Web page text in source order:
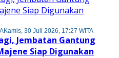
Kamis, 30 Juli 2026, 17:27 WITA
Jembatan Gantung
Siap Digunakan